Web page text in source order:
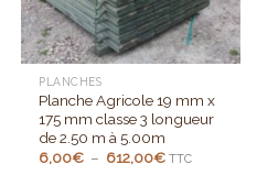
PLANCHES
Planche Agricole 19 mm x
175 mm classe 3 longueur
de 2.50 m à 5.00m
6,00€ – 612,00€Plage
TTC